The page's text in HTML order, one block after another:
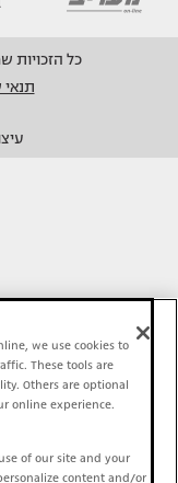
כל הזכויות שמורות © 2014
תנאי
we use cookies to
These tools are
Others are optional
online experience.
of our site and your
content and/or